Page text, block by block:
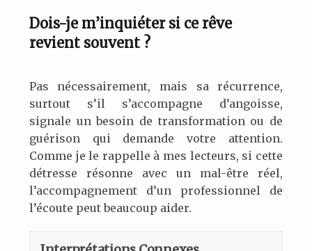
Dois-je m’inquiéter si ce rêve
revient souvent ?
Pas nécessairement, mais sa récurrence,
surtout s’il s’accompagne d’angoisse,
signale un besoin de transformation ou de
guérison qui demande votre attention.
Comme je le rappelle à mes lecteurs, si cette
détresse résonne avec un mal-être réel,
l’accompagnement d’un professionnel de
l’écoute peut beaucoup aider.